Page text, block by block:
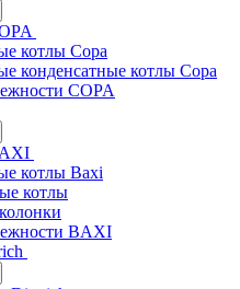
котлы Copa
конденсатные котлы Copa
COPA
котлы Baxi
котлы
BAXI